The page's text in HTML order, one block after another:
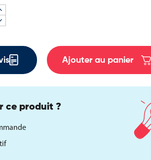
Ajouter au panier
ce produit ?